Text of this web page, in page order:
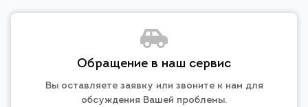
Обращение в наш сервис
Вы оставляете заявку или звоните к нам для
обсуждения Вашей проблемы.